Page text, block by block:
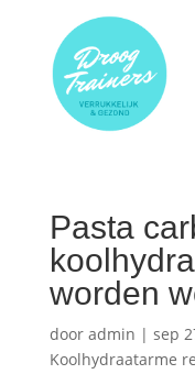
Pasta
worden
door admin | sep
Koolhydraatarme